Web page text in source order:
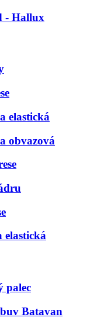
- Hallux
elastická
obvazová
elastická
palec
Batavan